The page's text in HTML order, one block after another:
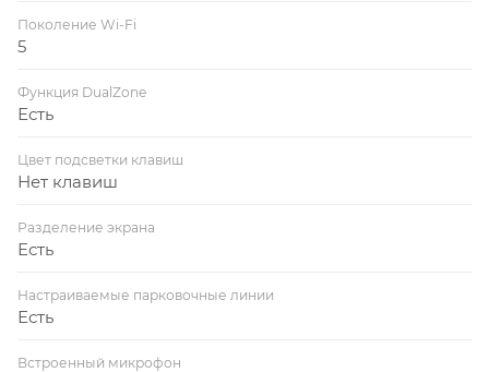
Поколение Wi-Fi
5
Функция DualZone
Есть
Цвет подсветки клавиш
Нет клавиш
Разделение экрана
Есть
Настраиваемые парковочные линии
Есть
Встроенный микрофон